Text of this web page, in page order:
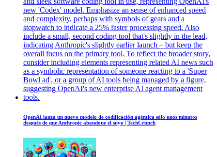
OpenAI lanza un nuevo modelo de codificación agéntica sólo unos minutos
después de que Anthropic abandone el suyo | TechCrunch